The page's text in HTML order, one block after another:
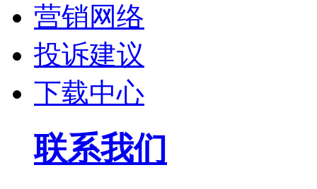
营销网络
投诉建议
下载中心
联系我们